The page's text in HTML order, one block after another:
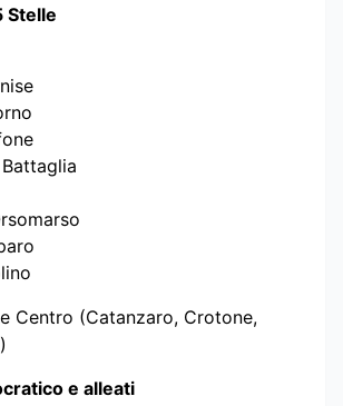
Stelle
Centro (Catanzaro, Crotone,
e alleati